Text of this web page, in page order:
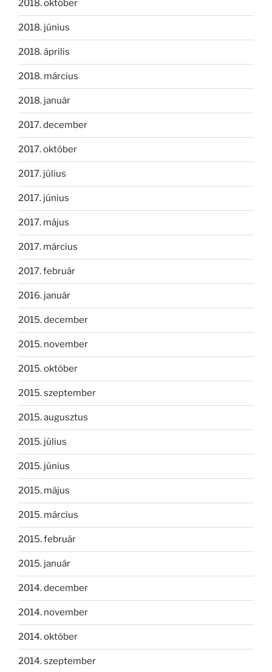
2018. október
2018. június
2018. április
2018. március
2018. január
2017. december
2017. október
2017. július
2017. június
2017. május
2017. március
2017. február
2016. január
2015. december
2015. november
2015. október
2015. szeptember
2015. augusztus
2015. július
2015. június
2015. május
2015. március
2015. február
2015. január
2014. december
2014. november
2014. október
2014. szeptember